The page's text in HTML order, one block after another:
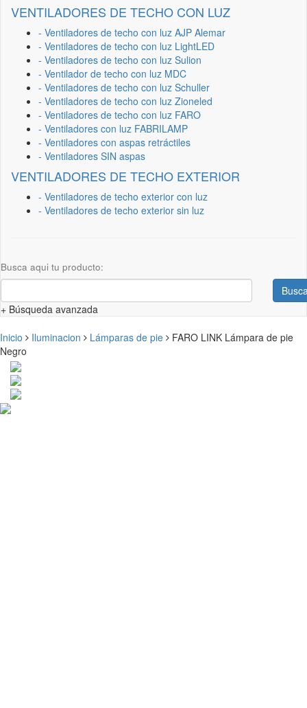
VENTILADORES DE TECHO CON LUZ
- Ventiladores de techo con luz AJP Alemar
- Ventiladores de techo con luz LightLED
- Ventiladores de techo con luz Sulion
- Ventilador de techo con luz MDC
- Ventiladores de techo con luz Schuller
- Ventiladores de techo con luz Zioneled
- Ventiladores de techo con luz FARO
- Ventiladores con luz FABRILAMP
- Ventiladores con aspas retráctiles
- Ventiladores SIN aspas
VENTILADORES DE TECHO EXTERIOR
- Ventiladores de techo exterior con luz
- Ventiladores de techo exterior sin luz
Busca aqui tu producto:
+ Búsqueda avanzada
Inicio Iluminacion Lámparas de pie
FARO LINK Lámpara de pie
Negro